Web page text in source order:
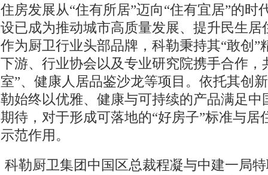
住房发展从“住有所居”迈向“住有宜居”的时
设已成为推动城市高质量发展、提升民生居
作为厨卫行业头部品牌，科勒秉持其“敢创”
下游、行业协会以及专业研究院携手合作，
室”、健康人居品鉴沙龙等项目。依托其创
勒始终以优雅、健康与可持续的产品满足中
期待，对于形成可落地的“好房子”标准与居
示范作用。
科勒厨卫集团中国区总裁程凝与中建一局